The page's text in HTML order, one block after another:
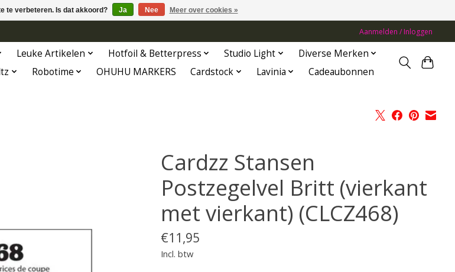
Aanmelden / Inloggen
Leuke Artikelen Hotfoil & Betterpress Studio Light
Diverse Merken
Robotime OHUHU MARKERS Cardstock Lavinia Cadeaubonnen
Cardzz Stansen
Postzegelvel Britt (vierkant
met vierkant) (CLCZ468)
€11,95
Incl. btw
te verbeteren. Is dat akkoord? Ja Nee Meer over cookies »